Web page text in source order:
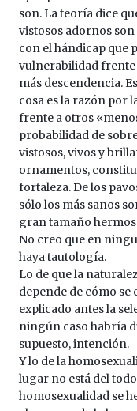
son. La teoría dice
vistosos adornos
con el hándicap que
vulnerabilidad frente
más descendencia.
cosa es la razón por
frente a otros
probabilidad de
vistosos, vivos y
ornamentos,
fortaleza. De los
sólo los más sanos
gran tamaño
No creo que en
haya tautología.
Lo de que la
depende de cómo se
explicado antes la
ningún caso habría
supuesto, intención.
Y lo de la
lugar no está del
homosexualidad se